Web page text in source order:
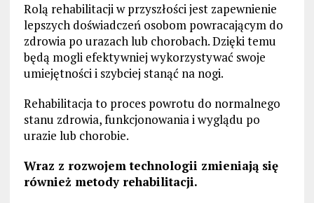
Rolą rehabilitacji w przyszłości jest zapewnienie
lepszych doświadczeń osobom powracającym do
zdrowia po urazach lub chorobach. Dzięki temu
będą mogli efektywniej wykorzystywać swoje
umiejętności i szybciej stanąć na nogi.
Rehabilitacja to proces powrotu do normalnego
stanu zdrowia, funkcjonowania i wyglądu po
urazie lub chorobie.
Wraz z rozwojem technologii zmieniają się
również metody rehabilitacji.